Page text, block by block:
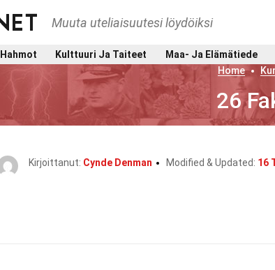
Muuta uteliaisuutesi löydöiksi
Hahmot Kulttuuri Ja Taiteet Maa- Ja Elämätiede
Home
26
Kirjoittanut: Cynde Denman Modified & Updated: 16